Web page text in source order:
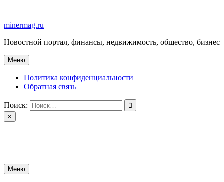
содержимому
minermag.ru
Новостной портал, финансы, недвижимость, общество, бизнес
Меню
Политика конфиденциальности
Обратная связь
Поиск:
×
Меню